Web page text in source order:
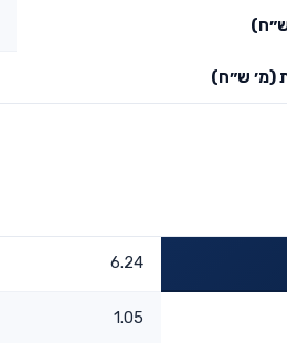
ש״ח)
(מ׳ ש״ח)
6.24
1.05